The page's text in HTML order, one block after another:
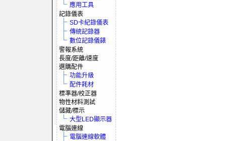
應用工具
記錄儀表
SD卡紀錄儀表
傳統記錄器
數位記錄儀錶
警報系統
長度/距離/速度
選購配件
功能升級
配件耗材
標準器/校正器
物性材料測試
儲藏/標示
大型LED顯示器
電腦連線
電腦連線軟體